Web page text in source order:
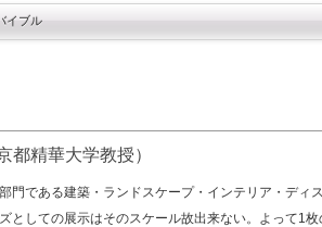
イブル
精華大学教授）
門である建築・ランドスケープ・インテリア・ディ
としての展示はそのスケール故出来ない。よって1